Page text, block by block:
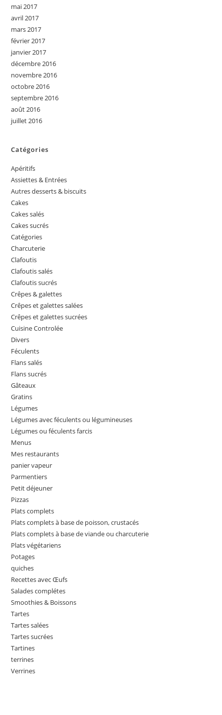
mai 2017
avril 2017
mars 2017
février 2017
janvier 2017
décembre 2016
novembre 2016
octobre 2016
septembre 2016
août 2016
juillet 2016
Catégories
Apéritifs
Assiettes & Entrées
Autres desserts & biscuits
Cakes
Cakes salés
Cakes sucrés
Catégories
Charcuterie
Clafoutis
Clafoutis salés
Clafoutis sucrés
Crêpes & galettes
Crêpes et galettes salées
Crêpes et galettes sucrées
Cuisine Controlée
Divers
Féculents
Flans salés
Flans sucrés
Gâteaux
Gratins
Légumes
Légumes avec féculents ou légumineuses
Légumes ou féculents farcis
Menus
Mes restaurants
panier vapeur
Parmentiers
Petit déjeuner
Pizzas
Plats complets
Plats complets à base de poisson, crustacés
Plats complets à base de viande ou charcuterie
Plats végétariens
Potages
quiches
Recettes avec Œufs
Salades complétes
Smoothies & Boissons
Tartes
Tartes salées
Tartes sucrées
Tartines
terrines
Verrines